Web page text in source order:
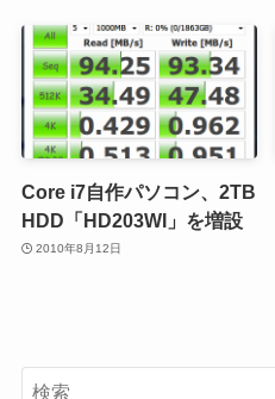
Core i7自作パソコン、2TB
HDD「HD203WI」を増設
2010年8月12日